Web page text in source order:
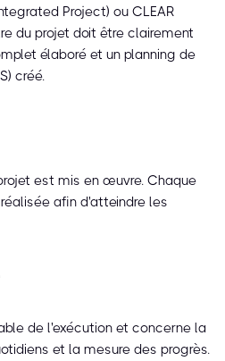
Project) ou CLEAR
du projet doit être clairement
élaboré et un planning de
créé.
est mis en œuvre. Chaque
afin d'atteindre les
de l'exécution et concerne la
et la mesure des progrès.